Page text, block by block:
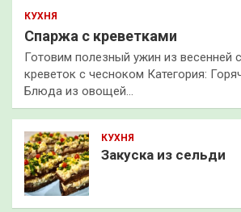
КУХНЯ
Спаржа с креветками
Готовим полезный ужин из весенней
креветок с чесноком Категория:
Блюда из овощей…
КУХНЯ
Закуска из сельди